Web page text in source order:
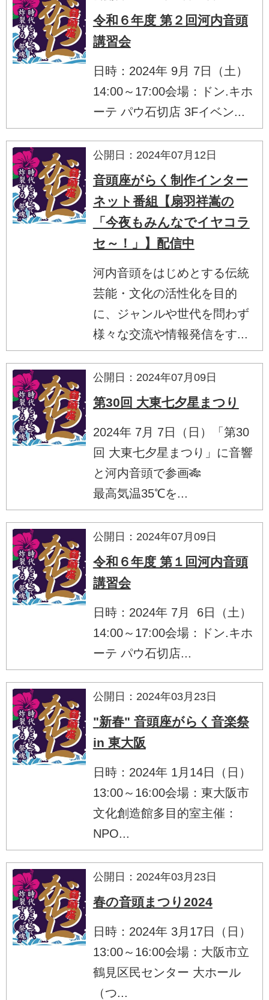
令和６年度 第２回河内音頭
講習会
日時：2024年 9月 7日（土）
14:00～17:00会場：ドン.キホ
ーテ パウ石切店 3Fイベン...
公開日：2024年07月12日
音頭座がらく制作インター
ネット番組【扇羽祥嵩の
「今夜もみんなでイヤコラ
セ～！」】配信中
河内音頭をはじめとする伝統
芸能・文化の活性化を目的
に、ジャンルや世代を問わず
様々な交流や情報発信をす...
公開日：2024年07月09日
第30回 大東七夕星まつり
2024年 7月 7日（日）「第30
回 大東七夕星まつり」に音響
と河内音頭で参画🎋
最高気温35℃を...
公開日：2024年07月09日
令和６年度 第１回河内音頭
講習会
日時：2024年 7月 6日（土）
14:00～17:00会場：ドン.キホ
ーテ パウ石切店...
公開日：2024年03月23日
"新春" 音頭座がらく音楽祭
in 東大阪
日時：2024年 1月14日（日）
13:00～16:00会場：東大阪市
文化創造館多目的室主催：
NPO...
公開日：2024年03月23日
春の音頭まつり2024
日時：2024年 3月17日（日）
13:00～16:00会場：大阪市立
鶴見区民センター 大ホール
（つ...